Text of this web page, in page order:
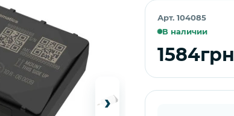
›
Арт. 104085
В наличии
1584грн